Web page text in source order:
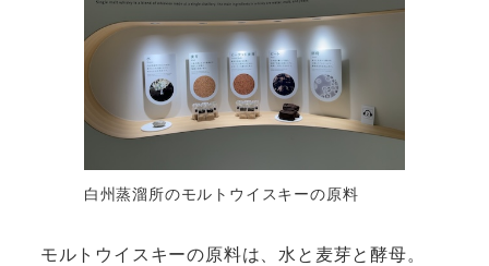
白州蒸溜所のモルトウイスキーの原料
モルトウイスキーの原料は、水と麦芽と酵母。